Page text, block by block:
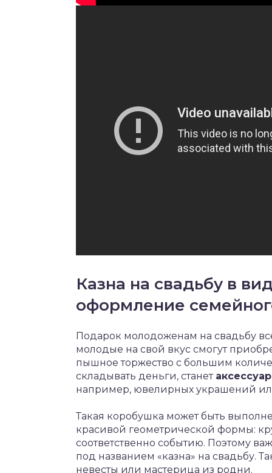
Казна на свадьбу в
оформление
Подарок молодоженам на свадьбу
молодые на свой вкус смогут
пышное торжество с большим
складывать деньги, станет
например, ювелирных украшений
Такая коробушка может быть
красивой геометрической формы:
соответственно событию. Поэтому
под названием «казна» на свадьбу.
невесты или мастерица из родни.